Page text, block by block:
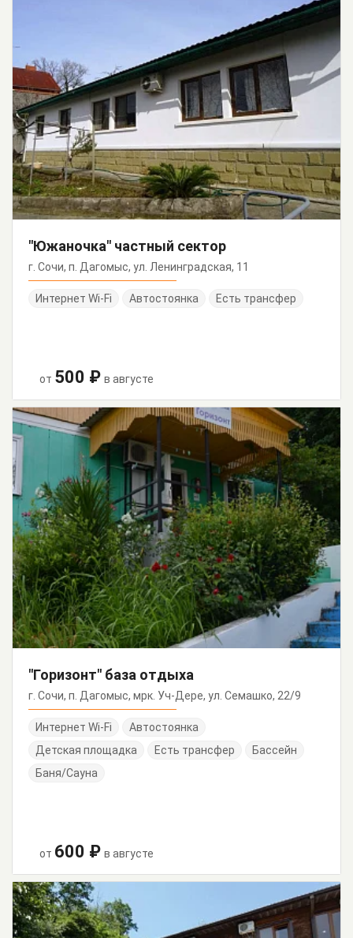
"Южаночка" частный сектор
г. Сочи, п. Дагомыс, ул. Ленинградская, 11
Интернет Wi-Fi Автостоянка Есть трансфер
от 500 ₽ в августе
"Горизонт" база отдыха
г. Сочи, п. Дагомыс, мрк. Уч-Дере, ул. Семашко, 22/9
Интернет Wi-Fi
Автостоянка
Детская площадка
Есть трансфер
Бассейн
Баня/Сауна
от 600 ₽ в августе